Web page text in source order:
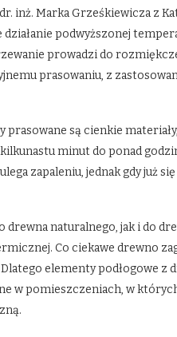
inż. Marka Grześkiewicza z
podwyższonej
prowadzi do
prasowaniu, z
prasowane są cienkie
minut do ponad
zapaleniu, jednak gdy już
naturalnego, jak i do
Co ciekawe drewno
elementy podłogowe z
w pomieszczeniach, w